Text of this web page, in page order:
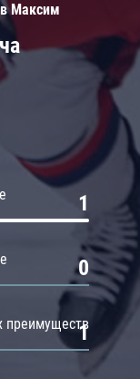
1
0
преимуществ
1
Максим